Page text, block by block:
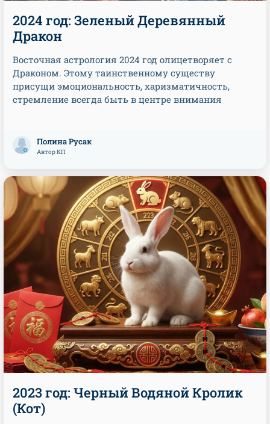
2024 год: Зеленый Деревянный
Дракон
Восточная астрология 2024 год олицетворяет с
Драконом. Этому таинственному существу
присущи эмоциональность, харизматичность,
стремление всегда быть в центре внимания
Полина Русак
Автор КП
2023 год: Черный Водяной Кролик
(Кот)